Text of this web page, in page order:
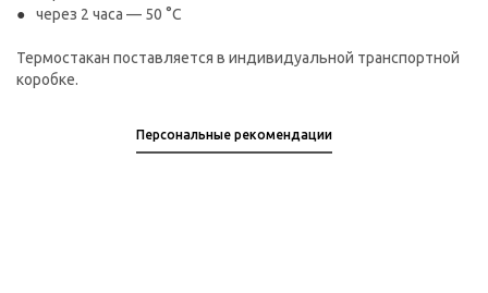
через 2 часа — 50 °С
Термостакан поставляется в индивидуальной транспортной
коробке.
Персональные рекомендации